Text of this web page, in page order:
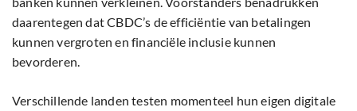
daarentegen dat CBDC’s de efficiëntie van betalingen
kunnen vergroten en financiële inclusie kunnen
bevorderen.
Verschillende landen testen momenteel hun eigen digitale